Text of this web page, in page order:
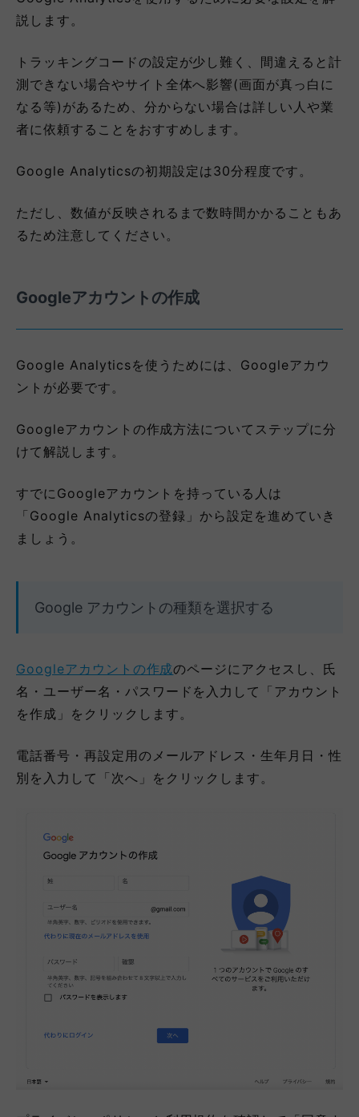
説します。
トラッキングコードの設定が少し難く、間違えると計
測できない場合やサイト全体へ影響(画面が真っ白に
なる等)があるため、分からない場合は詳しい人や業
者に依頼することをおすすめします。
Google Analyticsの初期設定は30分程度です。
ただし、数値が反映されるまで数時間かかることもあ
るため注意してください。
Googleアカウントの作成
Google Analyticsを使うためには、Googleアカウ
ントが必要です。
Googleアカウントの作成方法についてステップに分
けて解説します。
すでにGoogleアカウントを持っている人は
「Google Analyticsの登録」から設定を進めていき
ましょう。
Google アカウントの種類を選択する
Googleアカウントの作成のページにアクセスし、氏
名・ユーザー名・パスワードを入力して「アカウント
を作成」をクリックします。
電話番号・再設定用のメールアドレス・生年月日・性
別を入力して「次へ」をクリックします。